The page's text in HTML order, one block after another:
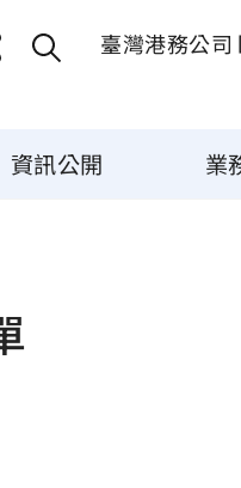
臺灣港務公司
資訊公開 業